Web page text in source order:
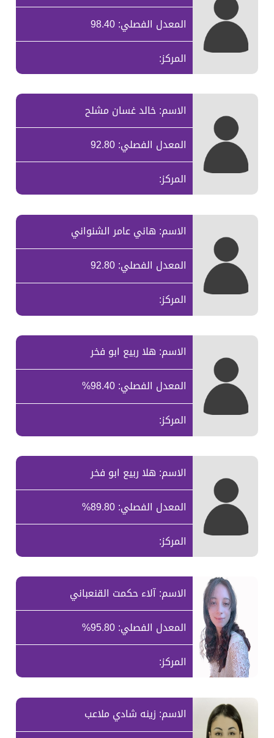
المعدل الفصلي: 98.40
المركز:
الاسم: خالد غسان مشلح
المعدل الفصلي: 92.80
المركز:
الاسم: هاني عامر الشنواني
المعدل الفصلي: 92.80
المركز:
الاسم: هلا ربيع ابو فخر
المعدل الفصلي: 98.40%
المركز:
الاسم: هلا ربيع ابو فخر
المعدل الفصلي: 89.80%
المركز:
الاسم: آلاء حكمت القنعباني
المعدل الفصلي: 95.80%
المركز:
الاسم: زينه شادي ملاعب